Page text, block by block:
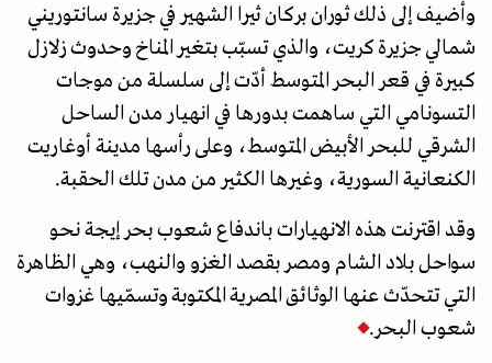
وأضيف إلى ذلك ثوران بركان ثيرا الشهير في جزيرة سانتوريني
شمالي جزيرة كريت، والذي تسبّب بتغير المناخ وحدوث زلازل
كبيرة في قعر البحر المتوسط أدّت إلى سلسلة من موجات
التسونامي التي ساهمت بدورها في انهيار مدن الساحل
الشرقي للبحر الأبيض المتوسط، وعلى رأسها مدينة أوغاريت
الكنعانية السورية، وغيرها الكثير من مدن تلك الحقبة.
وقد اقترنت هذه الانهيارات باندفاع شعوب بحر إيجة نحو
سواحل بلاد الشام ومصر بقصد الغزو والنهب، وهي الظاهرة
التي تتحدّث عنها الوثائق المصرية المكتوبة وتسمّيها غزوات
شعوب البحر.